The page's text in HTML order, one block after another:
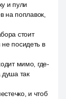
и пули
на поплавок,
стоит
посидеть в
мимо, где-
душа так
и чтоб